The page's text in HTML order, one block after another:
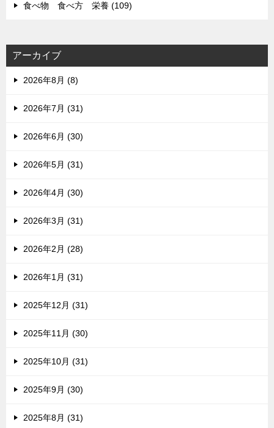
食べ物 食べ方 栄養 (109)
アーカイブ
2026年8月 (8)
2026年7月 (31)
2026年6月 (30)
2026年5月 (31)
2026年4月 (30)
2026年3月 (31)
2026年2月 (28)
2026年1月 (31)
2025年12月 (31)
2025年11月 (30)
2025年10月 (31)
2025年9月 (30)
2025年8月 (31)